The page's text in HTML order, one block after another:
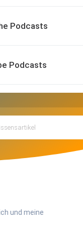
Podcasts
Podcasts
und meine